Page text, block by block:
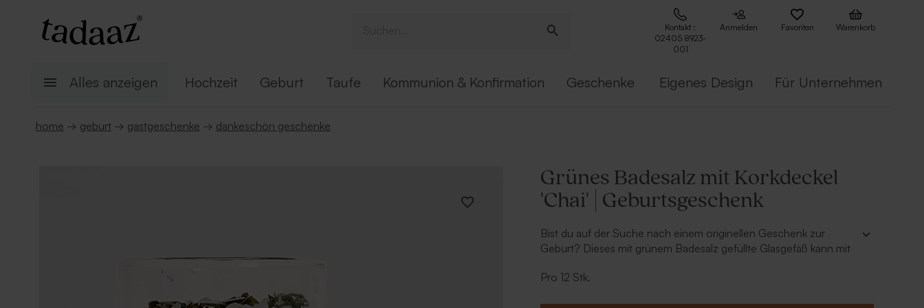
Kontakt :
02405 8923-
001
Anmelden Favoriten Warenkorb
Alles anzeigen Hochzeit Geburt Taufe Kommunion & Konfirmation Geschenke Eigenes Design Für Unternehmen
home → geburt → gastgeschenke → dankeschön geschenke
Grünes Badesalz mit Korkdeckel
'Chai' | Geburtsgeschenk
Bist du auf der Suche nach einem originellen Geschenk zur
Geburt? Dieses mit grünem Badesalz gefüllte Glasgefäß kann mit
wir den Namen und das Datum deines Minis in den Korkdeckel,
Pro 12 Stk.